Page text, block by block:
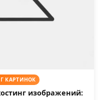
КАРТИНОК
изображений: